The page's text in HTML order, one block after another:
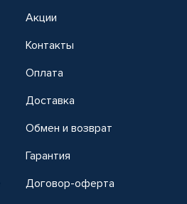
Акции
Контакты
Оплата
Доставка
Обмен и возврат
Гарантия
Договор-оферта